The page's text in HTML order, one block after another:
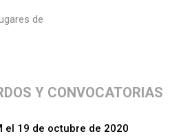
de
Y CONVOCATORIAS
el 19 de octubre de 2020